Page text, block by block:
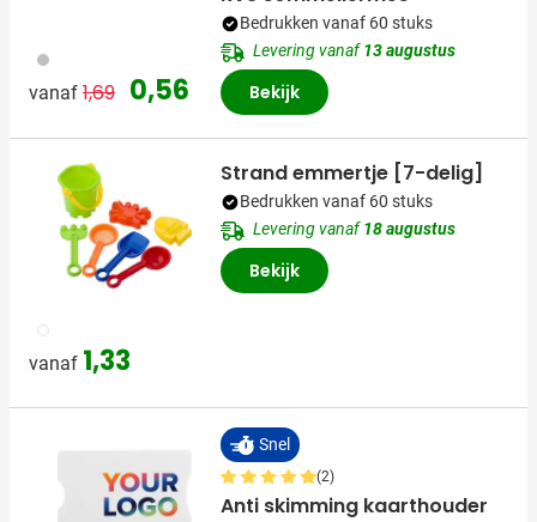
032
vanaf Normale prijs
1,69 Speciale prijs
0,56
Bedrukken vanaf 60 stuks
Levering vanaf13 augustus
Bekijk
009
vanaf 1,33
Strand emmertje [7-delig]
Bedrukken vanaf 60 stuks
Levering vanaf18 augustus
Bekijk
Snel
(2)
Anti skimming kaarthouder